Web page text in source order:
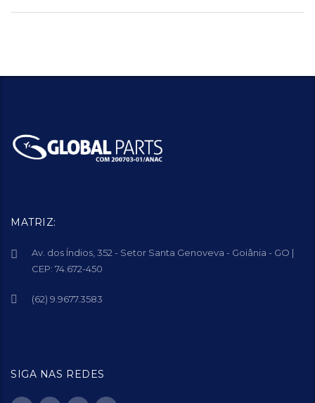
MATRIZ:
Av. dos Índios, 352 - Setor Santa Genoveva - Goiânia - GO |
CEP: 74.672-450
(62) 9.9677.3583
SIGA NAS REDES